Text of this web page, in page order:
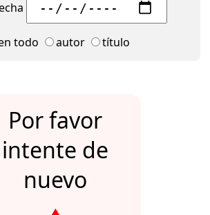
todo autor título
Por favor
intente de
nuevo